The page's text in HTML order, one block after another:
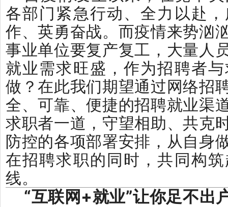
各部门紧急行动、全力以赴
作、英勇奋战。而疫情来势汹
事业单位要复产复工，大量人
就业需求旺盛，作为招聘者
做？在此我们期望通过网络招
全、可靠、便捷的招聘就业渠
求职者一道，守望相助、共克
防控的各项部署安排，从自身
在招聘求职的同时，共同构
线。
“互联网+就业”让你足不出